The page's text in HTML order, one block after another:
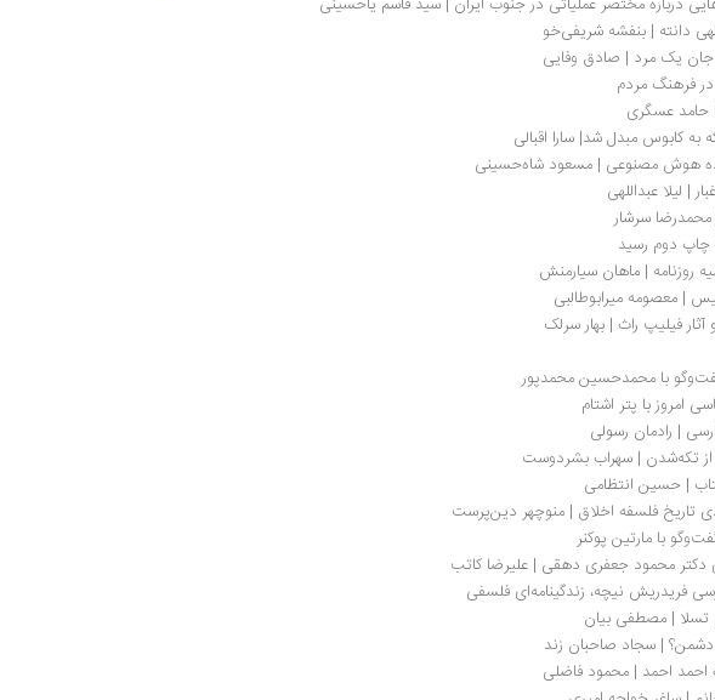
دانته | بنفشه شریفی‌خو
جان یک مرد | صادق وفایی
فرهنگ مردم
حامد عسگری
به کابوس مبدل شد| سارا اقبالی
هوش مصنوعی | مسعود شاه‏‌حسینی
| لیلا عبداللهی
سرشار
دوم رسید
روزنامه | ماهان سیارمنش
| معصومه میرابوطالبی
فیلیپ راث | بهار سرلک
با محمدحسین محمدپور
امروز با پتر اشتام
| رادمان رسولی
از تکه‌شدن | سهراب بشردوست
| حسین انتظامی
تاریخ فلسفه اخلاق | منوچهر دین‌پرست
با مارتین پوکنر
دکتر محمود جعفری دهقی | علیرضا کاتب
فریدریش نیچه، زندگی‏نامه‏‌ای فلسفی
تسلا | مصطفی بیان
دشمن؟ | سجاد صاحبان زند
احمد احمد | محمود فاضلی